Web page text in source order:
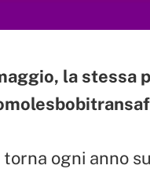
la stessa
torna ogni anno